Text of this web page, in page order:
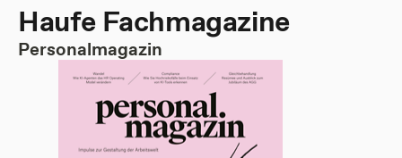
Haufe Fachmagazine
Personalmagazin